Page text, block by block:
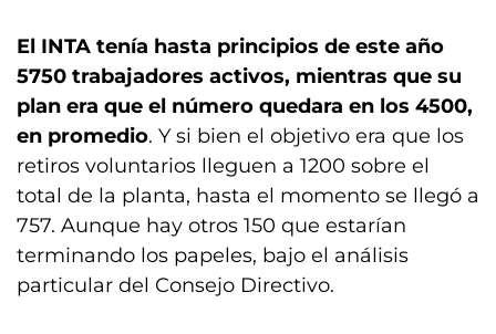
El INTA tenía hasta principios de este año
5750 trabajadores activos, mientras que su
plan era que el número quedara en los 4500,
en promedio. Y si bien el objetivo era que los
retiros voluntarios lleguen a 1200 sobre el
total de la planta, hasta el momento se llegó a
757. Aunque hay otros 150 que estarían
terminando los papeles, bajo el análisis
particular del Consejo Directivo.